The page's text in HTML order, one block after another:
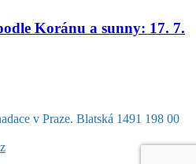
Koránu a sunny: 17. 7.
v Praze. Blatská 1491 198 00